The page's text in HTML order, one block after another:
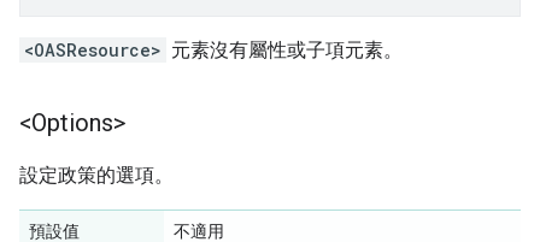
<OASResource> 元素沒有屬性或子項元素。
<Options>
設定政策的選項。
預設值 不適用